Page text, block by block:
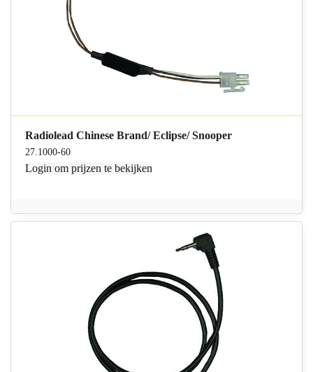
Radiolead Chinese Brand/ Eclipse/ Snooper
27.1000-60
Login om prijzen te bekijken